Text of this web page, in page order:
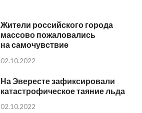
Жители российского города
массово пожаловались
на самочувствие
02.10.2022
На Эвересте зафиксировали
катастрофическое таяние льда
02.10.2022